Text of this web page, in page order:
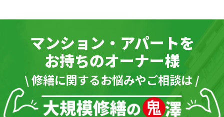
マンション・アパートを
お持ちのオーナー様
\ 修繕に関するお悩みやご相談は /